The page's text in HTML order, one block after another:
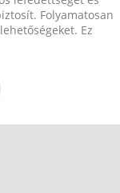
Folyamatosan
Ez